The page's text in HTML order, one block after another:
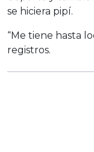
se hiciera pipí.
“Me tiene hasta
registros.